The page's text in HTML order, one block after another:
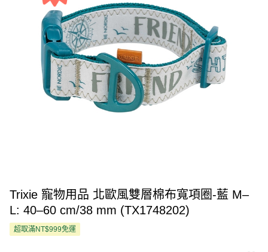
Trixie 寵物用品 北歐風雙層棉布寬項圈-藍 M–
L: 40–60 cm/38 mm (TX1748202)
超取滿NT$999免運